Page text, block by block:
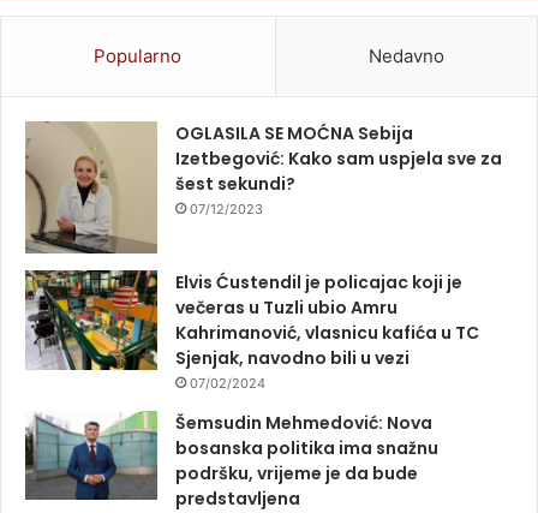
Popularno Nedavno
OGLASILA SE MOĆNA Sebija
Izetbegović: Kako sam uspjela sve za
šest sekundi?
07/12/2023
Elvis Ćustendil je policajac koji je
večeras u Tuzli ubio Amru
Kahrimanović, vlasnicu kafića u TC
Sjenjak, navodno bili u vezi
07/02/2024
Šemsudin Mehmedović: Nova
bosanska politika ima snažnu
podršku, vrijeme je da bude
predstavljena